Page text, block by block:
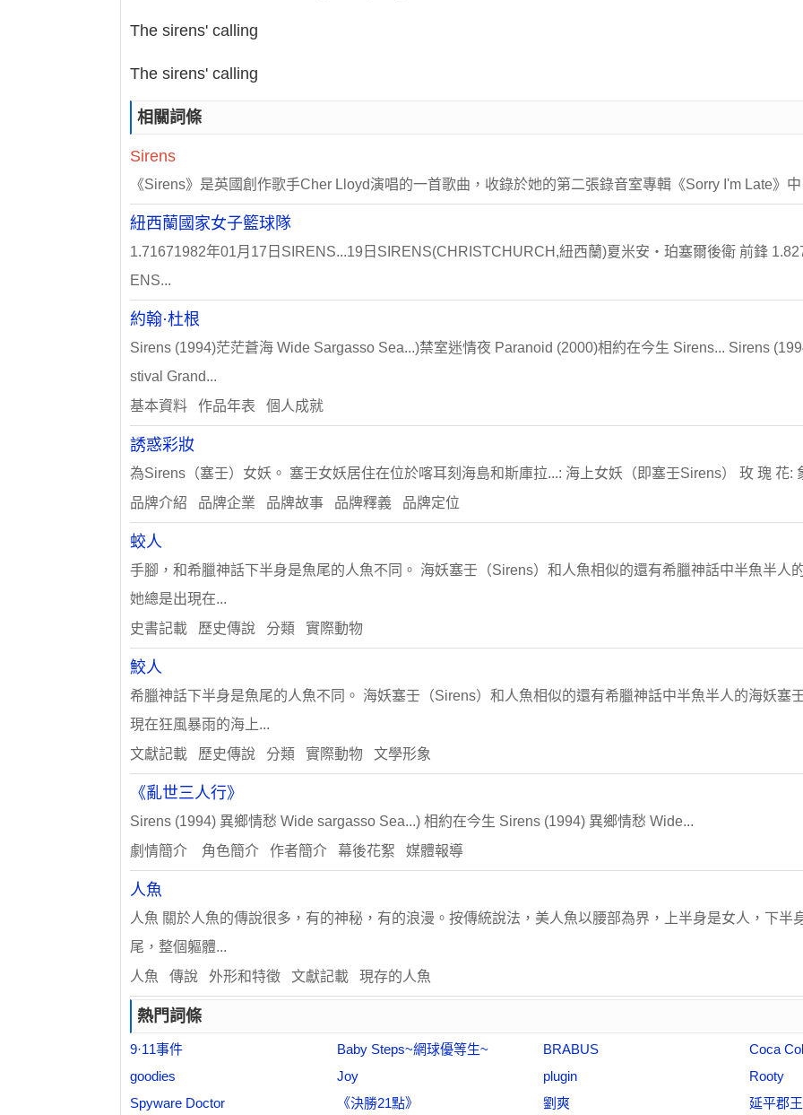
The sirens' calling
The sirens' calling
相關詞條
Sirens
《Sirens》是英國創作歌手Cher Lloyd演唱的一首歌曲，收錄於她的第二張錄音室專輯《Sorry I'm Late》中
紐西蘭國家女子籃球隊
1.71671982年01月17日SIRENS...19日SIRENS(CHRISTCHURCH,紐西蘭)夏米安・珀塞爾後衛 前鋒
ENS...
約翰·杜根
Sirens (1994)茫茫蒼海 Wide Sargasso Sea...)禁室迷情夜 Paranoid (2000)相約在今生 Sirens... Sirens
stival Grand...
基本資料 作品年表 個人成就
誘惑彩妝
為Sirens（塞壬）女妖。 塞壬女妖居住在位於喀耳刻海島和斯庫拉...: 海上女妖（即塞壬Sirens） 玫 瑰 花:
品牌介紹 品牌企業 品牌故事 品牌釋義 品牌定位
蛟人
手腳，和希臘神話下半身是魚尾的人魚不同。 海妖塞壬（Sirens）和人魚相似的還有希臘神話中半魚半人
她總是出現在...
史書記載 歷史傳說 分類 實際動物
鮫人
希臘神話下半身是魚尾的人魚不同。 海妖塞壬（Sirens）和人魚相似的還有希臘神話中半魚半人的海妖塞
現在狂風暴雨的海上...
文獻記載 歷史傳說 分類 實際動物 文學形象
《亂世三人行》
Sirens (1994) 異鄉情愁 Wide sargasso Sea...) 相約在今生 Sirens (1994) 異鄉情愁 Wide...
劇情簡介 角色簡介 作者簡介 幕後花絮 媒體報導
人魚
人魚 關於人魚的傳說很多，有的神秘，有的浪漫。按傳統說法，美人魚以腰部為界，上半身是女人，下半
尾，整個軀體...
人魚 傳說 外形和特徵 文獻記載 現存的人魚
熱門詞條
9·11事件 Baby Steps~網球優等生~ BRABUS
Coca
goodies
Joy plugin
Rooty
Spyware Doctor
《決勝21點》 劉爽 延平郡